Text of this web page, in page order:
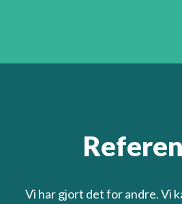
Vi har gjort det for andre. Vi